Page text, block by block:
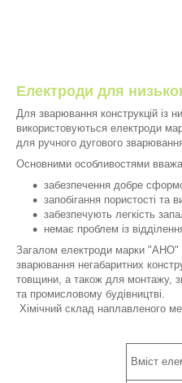
Електроди для
Для зварювання конструкцій із
використовуються електроди
для ручного дугового
Основними особливостями
забезпечення добре
запобігання пористості та
забезпечують легкість
немає проблем із
Загалом електроди марки "АНО"
зварювання негабаритних
товщини, а також для монтажу,
та
Хімічний склад наплавленого
Вміст